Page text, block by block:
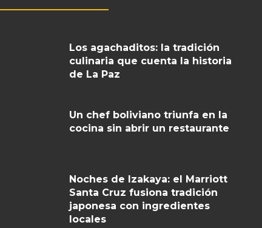
Los agachaditos: la tradición
culinaria que cuenta la historia
de La Paz
Un chef boliviano triunfa en la
cocina sin abrir un restaurante
Noches de Izakaya: el Marriott
Santa Cruz fusiona tradición
japonesa con ingredientes
locales